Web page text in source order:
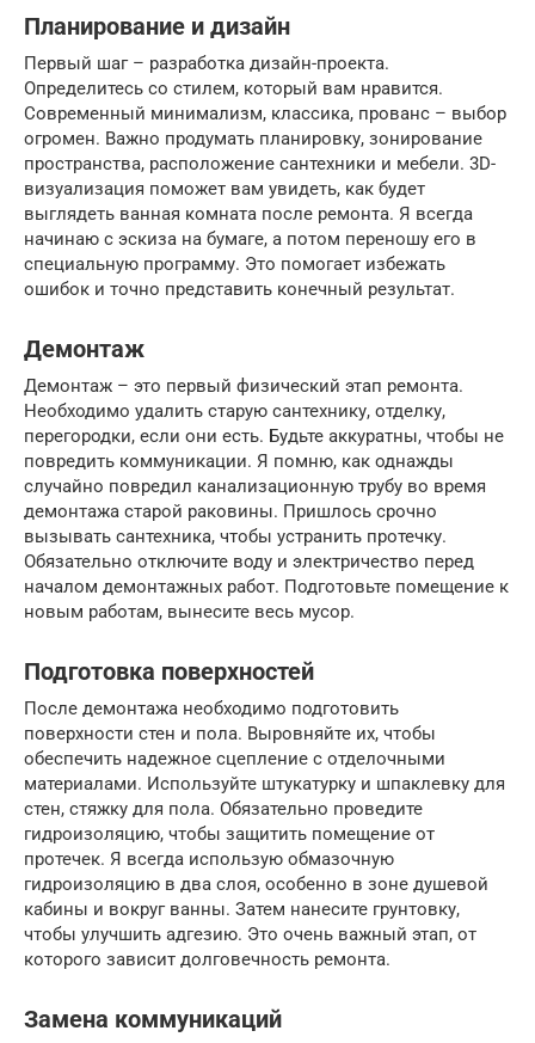
Планирование и дизайн
Первый шаг – разработка дизайн-проекта.
Определитесь со стилем, который вам нравится.
Современный минимализм, классика, прованс – выбор
огромен. Важно продумать планировку, зонирование
пространства, расположение сантехники и мебели. 3D-
визуализация поможет вам увидеть, как будет
выглядеть ванная комната после ремонта. Я всегда
начинаю с эскиза на бумаге, а потом переношу его в
специальную программу. Это помогает избежать
ошибок и точно представить конечный результат.
Демонтаж
Демонтаж – это первый физический этап ремонта.
Необходимо удалить старую сантехнику, отделку,
перегородки, если они есть. Будьте аккуратны, чтобы не
повредить коммуникации. Я помню, как однажды
случайно повредил канализационную трубу во время
демонтажа старой раковины. Пришлось срочно
вызывать сантехника, чтобы устранить протечку.
Обязательно отключите воду и электричество перед
началом демонтажных работ. Подготовьте помещение к
новым работам, вынесите весь мусор.
Подготовка поверхностей
После демонтажа необходимо подготовить
поверхности стен и пола. Выровняйте их, чтобы
обеспечить надежное сцепление с отделочными
материалами. Используйте штукатурку и шпаклевку для
стен, стяжку для пола. Обязательно проведите
гидроизоляцию, чтобы защитить помещение от
протечек. Я всегда использую обмазочную
гидроизоляцию в два слоя, особенно в зоне душевой
кабины и вокруг ванны. Затем нанесите грунтовку,
чтобы улучшить адгезию. Это очень важный этап, от
которого зависит долговечность ремонта.
Замена коммуникаций